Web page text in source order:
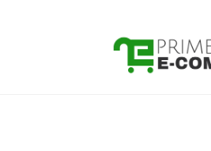
Pular
para
Pular
para